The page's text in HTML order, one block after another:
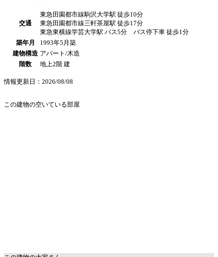
交通
東急田園都市線駒沢大学駅 徒歩10分
東急田園都市線三軒茶屋駅 徒歩17分
東急東横線学芸大学駅 バス5分 バス停下車 徒歩1分
築年月
1993年5月築
建物構造 アパート/木造
階数
地上2階 建
情報更新日：2026/08/08
この建物の空いている部屋